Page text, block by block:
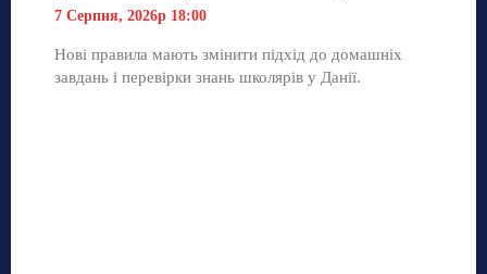
7 Серпня, 2026р 18:00
Нові правила мають змінити підхід до домашніх
завдань і перевірки знань школярів у Данії.